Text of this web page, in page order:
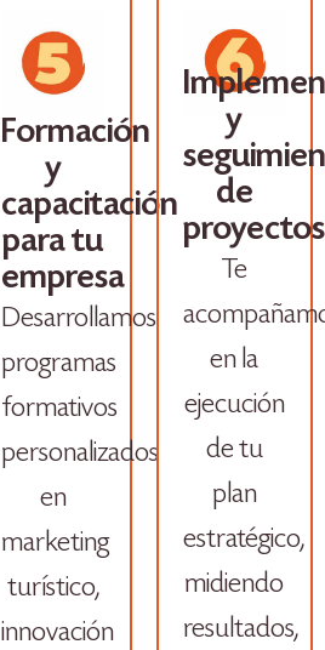
Formación
y
capacitación
para tu
empresa
Desarrollamos
programas
formativos
personalizados
en
marketing
turístico,
innovación
y
de
proyectos
Te
en la
ejecución
de tu
plan
estratégico,
midiendo
resultados,